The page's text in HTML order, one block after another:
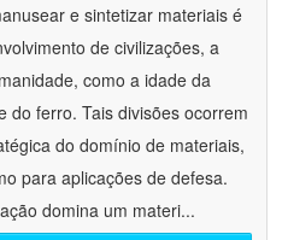
e sintetizar materiais é
de civilizações, a
como a idade da
do ferro. Tais divisões ocorrem
do domínio de materiais,
para aplicações de defesa.
domina um materi...